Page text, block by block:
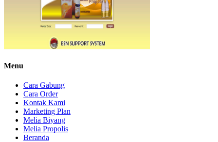
Menu
Cara Gabung
Cara Order
Kontak Kami
Marketing Plan
Melia Biyang
Melia Propolis
Beranda